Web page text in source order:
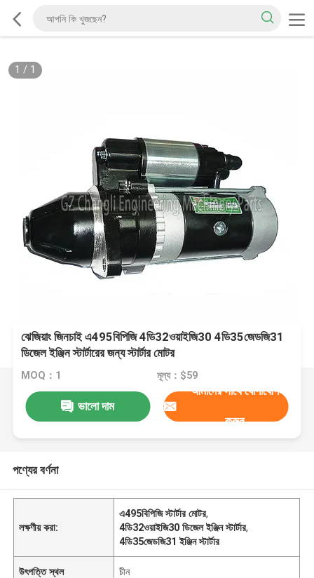
1 / 1
ঝেজিয়াং জিনচাই এ495বিপিজি 4ডি32ওয়াইজি30 4ডি35জেডজি31
ডিজেল ইঞ্জিন স্টার্টারের জন্য স্টার্টার মোটর
MOQ：1 মূল্য：$59
ভালো দাম
আমাদের সাথে যোগাযোগ
করুন
পণ্যের বর্ণনা
লক্ষণীয় করা:
এ495বিপিজি স্টার্টার মোটর,
4ডি32ওয়াইজি30 ডিজেল ইঞ্জিন স্টার্টার,
4ডি35জেডজি31 ইঞ্জিন স্টার্টার
উৎপত্তি স্থল চীন